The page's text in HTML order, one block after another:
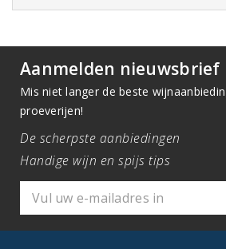
Aanmelden nieuwsbrief
Mis niet langer de beste
proeverijen!
De scherpste aanbiedingen
Handige wijn en spijs tips